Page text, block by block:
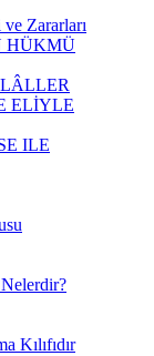
Zararları
HÜKMÜ
ELİYLE
ILE
Kılıfıdır